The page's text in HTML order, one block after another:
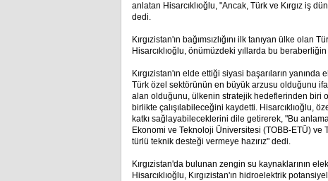
anlatan Hisarcıklıoğlu, "Ancak, Türk ve Kırgız iş
dedi.
Kırgızistan'ın bağımsızlığını ilk tanıyan ülke
Hisarcıklıoğlu, önümüzdeki yıllarda bu
Kırgızistan'ın elde ettiği siyasi başarıların
Türk özel sektörünün en büyük arzusu olduğunu
alan olduğunu, ülkenin stratejik hedeflerinden biri
birlikte çalışılabileceğini kaydetti. Hisarcıklıoğlu,
katkı sağlayabileceklerini dile getirerek, "Bu
Ekonomi ve Teknoloji Üniversitesi (TOBB-ETÜ) ve
türlü teknik desteği vermeye hazırız" dedi.
Kırgızistan'da bulunan zengin su kaynaklarının
Hisarcıklıoğlu, Kırgızistan'ın hidroelektrik